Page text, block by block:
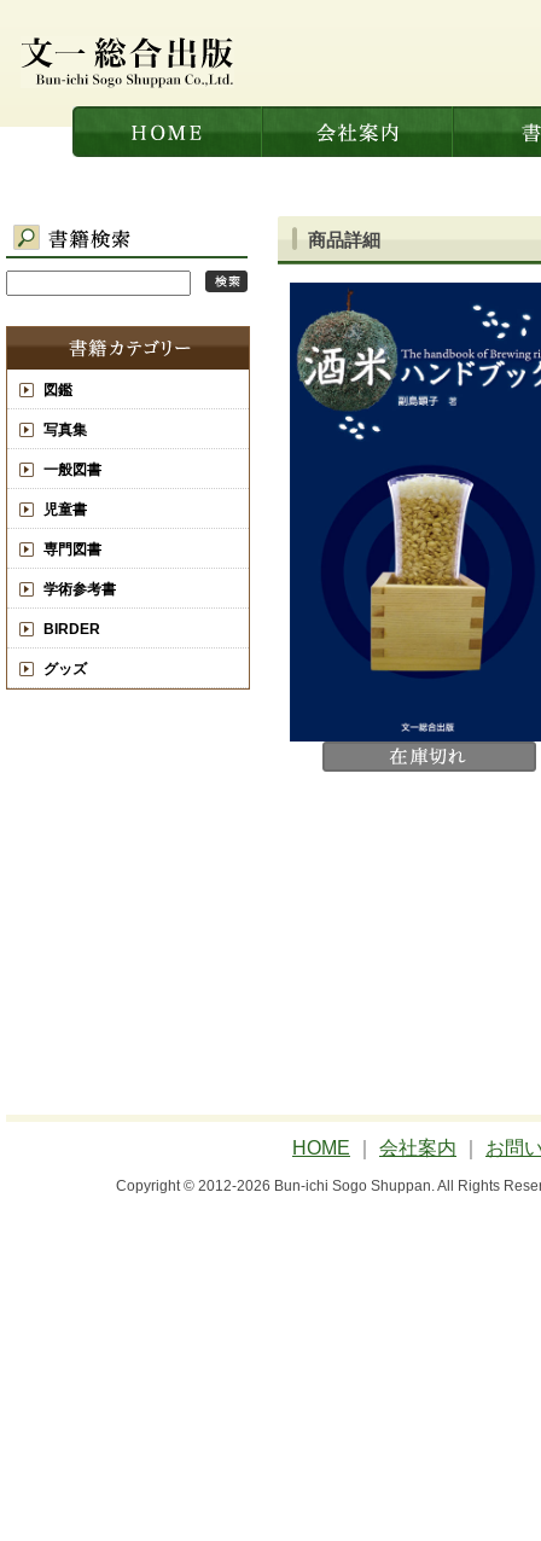
図鑑
写真集
一般図書
児童書
専門図書
学術参考書
BIRDER
グッズ
商品詳細
HOME 会社案内 お問
Copyright © 2012-2026 Bun-ichi Sogo Shuppan. All Rights